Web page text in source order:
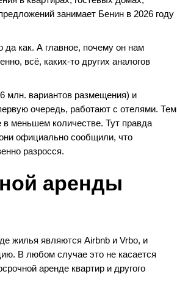
занимает Бенин в 2026 году
как. А главное, почему он нам
всё, каких-то других аналогов
млн. вариантов размещения) и
очередь, работают с отелями. Тем
меньшем количестве. Тут правда
официально сообщили, что
разросся.
аренды
жилья являются Airbnb и Vrbo, и
В любом случае это не касается
аренде квартир и другого